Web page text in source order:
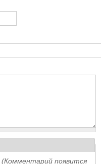
появится